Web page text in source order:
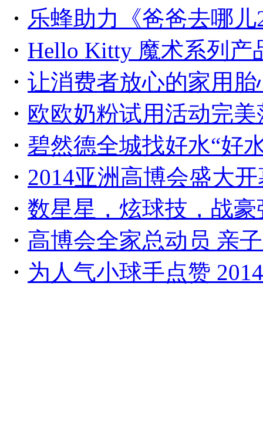
・ 乐蜂助力《爸爸去哪
・ Hello Kitty 魔术系列产
・ 让消费者放心的家用
・ 欧欧奶粉试用活动完
・ 碧然德全城找好水“好
・ 2014亚洲高博会盛大
・ 数星星，炫球技，战
・ 高博会全家总动员 亲
・ 为人气小球手点赞